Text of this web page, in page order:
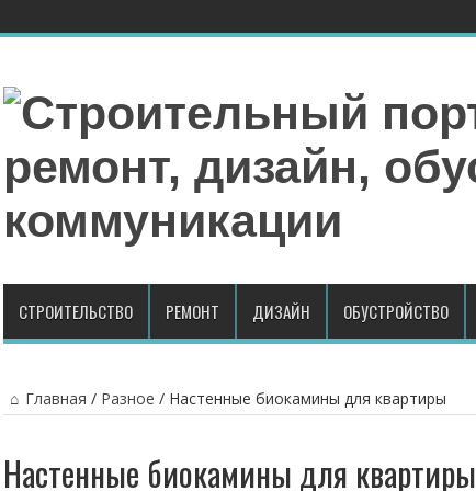
СТРОИТЕЛЬСТВО РЕМОНТ ДИЗАЙН ОБУСТРОЙСТВО
Главная / Разное / Настенные биокамины для квартиры
Настенные биокамины для квартиры